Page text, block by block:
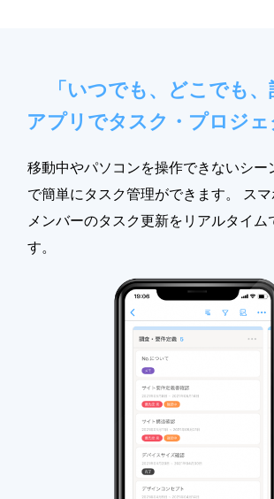
「いつでも、どこでも、
アプリでタスク・プロジ
移動中やパソコンを操作できないシー
で簡単にタスク管理ができます。 スマ
メンバーのタスク更新をリアルタイム
す。